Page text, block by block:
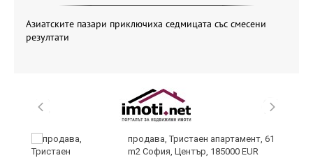
Азиатските пазари приключиха седмицата със смесени
резултати
продава, Тристаен апартамент, 61
m2 София, Център, 185000 EUR